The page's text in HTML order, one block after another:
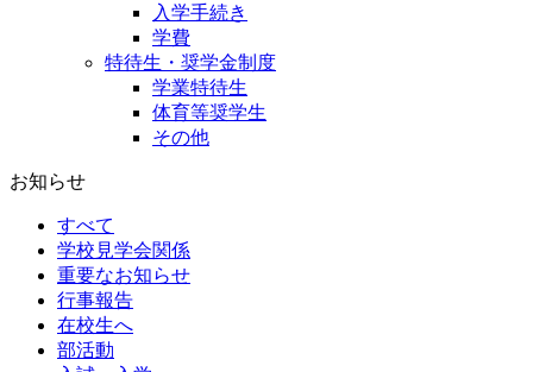
入学手続き
学費
特待生・奨学金制度
学業特待生
体育等奨学生
その他
お知らせ
すべて
学校見学会関係
重要なお知らせ
行事報告
在校生へ
部活動